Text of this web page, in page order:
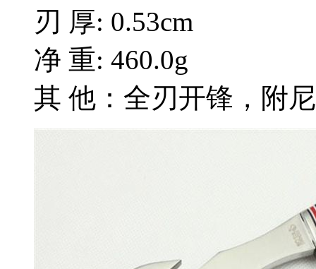
刃 厚: 0.53cm
净 重: 460.0g
其 他：全刃开锋，附